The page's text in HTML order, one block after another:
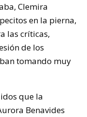
Clemira
en la pierna,
las críticas,
de los
tomando muy
que la
Benavides